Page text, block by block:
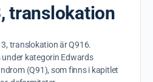
translokation
translokation är Q916.
kategorin Edwards
(Q91), som finns i kapitlet